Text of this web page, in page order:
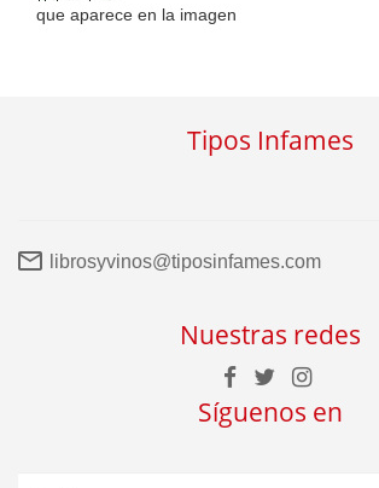
que aparece en la imagen
Tipos Infames
librosyvinos@tiposinfames.com
Nuestras redes
Síguenos en